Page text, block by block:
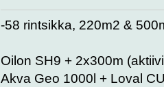
-58 rintsikka, 220m2 &
Oilon SH9 + 2x300m
Akva Geo 1000l + Loval